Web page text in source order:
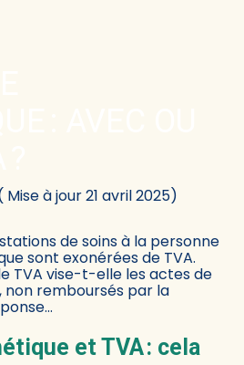
électronique
Mise à jour 21 avril 2025)
de soins à la personne
sont exonérées de TVA.
TVA vise-t-elle les actes de
non remboursés par la
et TVA : cela